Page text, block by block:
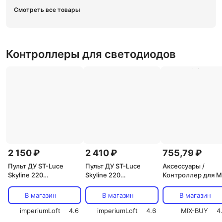
Смотреть все товары
Контроллеры для светодиодов
2 150 ₽
Пульт ДУ ST-Luce
Skyline 220
В магазин
imperiumLoft
4.6
2 410 ₽
Пульт ДУ ST-Luce
Skyline 220
В магазин
imperiumLoft
4.6
755,79 ₽
Аксессуары /
Контроллер для
(150w/20m)
(1003607), цена за
В магазин
MIX-BUY